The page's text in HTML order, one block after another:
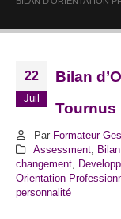
22
Juil
Bilan
Tournus
Par Formateur
Assessment,
changement
Orientation
personnalité